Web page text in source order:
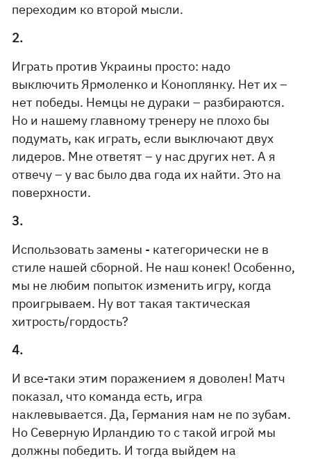
переходим ко второй мысли.
2.
Играть против Украины просто: надо
выключить Ярмоленко и Коноплянку. Нет их –
нет победы. Немцы не дураки – разбираются.
Но и нашему главному тренеру не плохо бы
подумать, как играть, если выключают двух
лидеров. Мне ответят – у нас других нет. А я
отвечу – у вас было два года их найти. Это на
поверхности.
3.
Использовать замены - категорически не в
стиле нашей сборной. Не наш конек! Особенно,
мы не любим попыток изменить игру, когда
проигрываем. Ну вот такая тактическая
хитрость/гордость?
4.
И все-таки этим поражением я доволен! Матч
показал, что команда есть, игра
наклевывается. Да, Германия нам не по зубам.
Но Северную Ирландию то с такой игрой мы
должны победить. И тогда выйдем на